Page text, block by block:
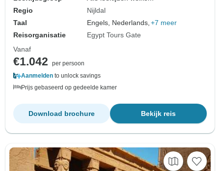
Regio
Nijldal
Taal
Engels, Nederlands, +7 meer
Reisorganisatie
Egypt Tours Gate
Vanaf
€1.042
per persoon
Aanmelden to unlock savings
Prijs gebaseerd op gedeelde kamer
Bekijk reis
Download brochure